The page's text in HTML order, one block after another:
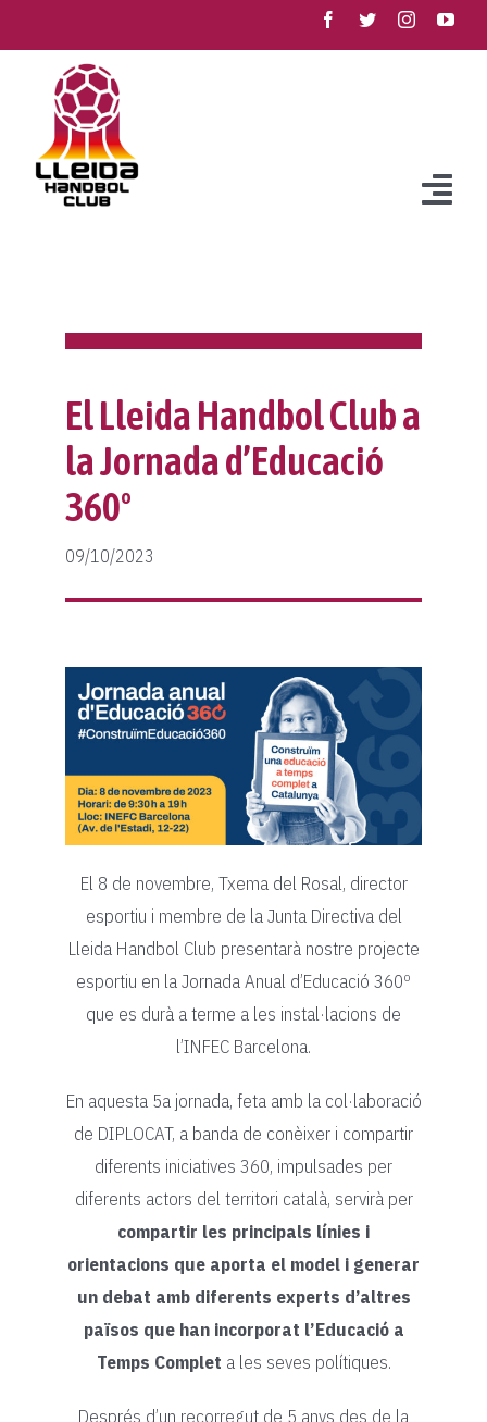
to
Història
Reglament intern
Protocol violències sexuals
Fes-te soci
Col·laboradors
Equips
Vols jugar?
Propers partits
Classificació
Protocol lesions
Calendari
Projecte Meraki
Notícies
Galeria
Contacte
El Lleida Handbol Club a
la Jornada d’Educació
360º
09/10/2023
El 8 de novembre, Txema del Rosal, director
esportiu i membre de la Junta Directiva del
Lleida Handbol Club presentarà nostre projecte
esportiu en la Jornada Anual d’Educació 360º
que es durà a terme a les instal·lacions de
l’INFEC Barcelona.
En aquesta 5a jornada, feta amb la col·laboració
de DIPLOCAT, a banda de conèixer i compartir
diferents iniciatives 360, impulsades per
diferents actors del territori català, servirà per
compartir les principals línies i
orientacions que aporta el model i generar
un debat amb diferents experts d’altres
països que han incorporat l’Educació a
Temps Complet a les seves polítiques.
Després d’un recorregut de 5 anys des de la